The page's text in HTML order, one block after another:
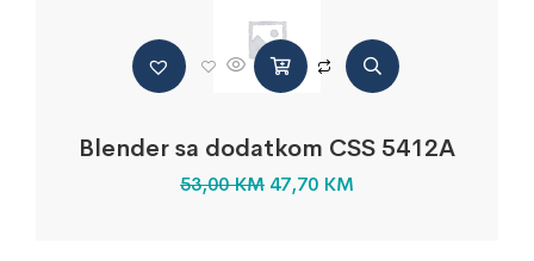
Blender sa dodatkom CSS 5412A
53,00KM 47,70 KM